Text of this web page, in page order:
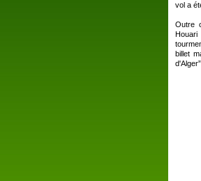
vol a
Outre
billet
d'Alger” .